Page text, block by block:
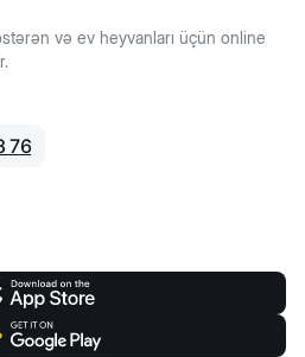
və ev heyvanları üçün online
76